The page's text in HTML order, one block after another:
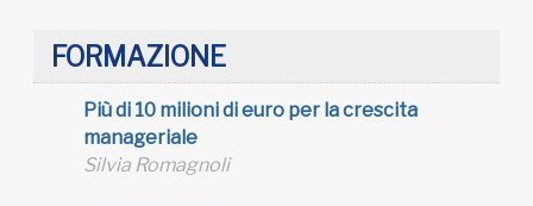
FORMAZIONE
Più di 10 milioni di euro per la crescita
manageriale
Silvia Romagnoli